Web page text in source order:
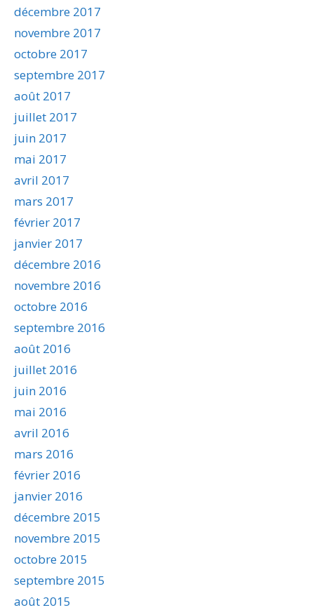
décembre 2017
novembre 2017
octobre 2017
septembre 2017
août 2017
juillet 2017
juin 2017
mai 2017
avril 2017
mars 2017
février 2017
janvier 2017
décembre 2016
novembre 2016
octobre 2016
septembre 2016
août 2016
juillet 2016
juin 2016
mai 2016
avril 2016
mars 2016
février 2016
janvier 2016
décembre 2015
novembre 2015
octobre 2015
septembre 2015
août 2015